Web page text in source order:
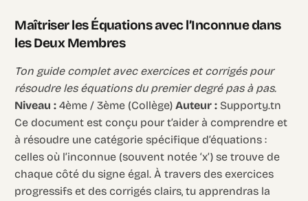
Maîtriser les Équations avec l’Inconnue dans
les Deux Membres
Ton guide complet avec exercices et corrigés pour
résoudre les équations du premier degré pas à pas.
Niveau : 4ème / 3ème (Collège)Auteur : Supporty.tn
Ce document est conçu pour t’aider à comprendre et
à résoudre une catégorie spécifique d’équations :
celles où l’inconnue (souvent notée ‘x’) se trouve de
chaque côté du signe égal. À travers des exercices
progressifs et des corrigés clairs, tu apprendras la